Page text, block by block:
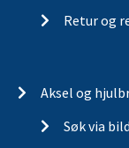
Retur og
Aksel og
Søk via